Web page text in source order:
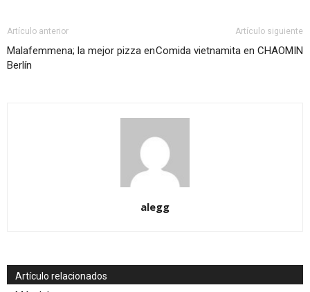
Artículo anterior
Malafemmena; la mejor pizza en
Berlín
Artículo siguiente
Comida vietnamita en CHAOMIN
alegg
Artículo relacionados